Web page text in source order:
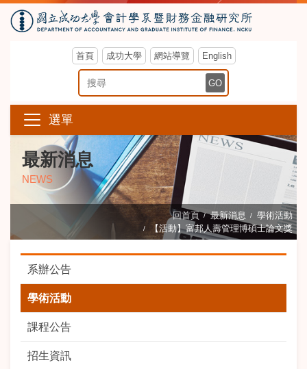
首頁 成功大學 網站導覽 English
搜尋關鍵字 GO
選單
最新消息
NEWS
回首頁 最新消息
學術活動
【活動】富邦人壽管理博碩士論文獎
系辦公告
學術活動
課程公告
招生資訊